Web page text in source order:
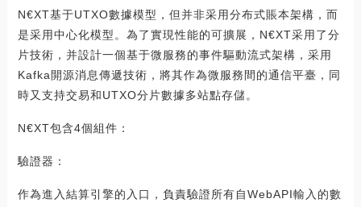
N€XT基于UTXO數據模型，但并非采用分布式賬本架構，而
是采用中心化模型。為了實現性能的可擴展，N€XT采用了分
片技術，并設計一個基于微服務的事件驅動流式架構，采用
Kafka開源消息傳遞技術，將其作為微服務間的通信平臺，同
時又支持交易和UTXO分片數據多站點存儲。
N€XT包含4個組件：
驗證器：
作為進入結算引擎的入口，負責驗證所有自WebAPI輸入的數